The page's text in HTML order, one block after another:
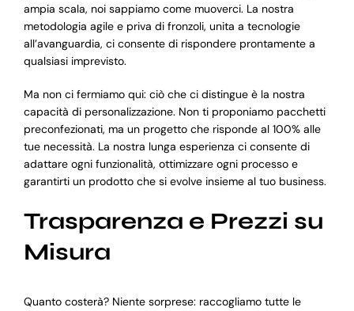
ampia scala, noi sappiamo come muoverci. La nostra
metodologia agile e priva di fronzoli, unita a tecnologie
all’avanguardia, ci consente di rispondere prontamente a
qualsiasi imprevisto.
Ma non ci fermiamo qui: ciò che ci distingue è la nostra
capacità di personalizzazione. Non ti proponiamo pacchetti
preconfezionati, ma un progetto che risponde al 100% alle
tue necessità. La nostra lunga esperienza ci consente di
adattare ogni funzionalità, ottimizzare ogni processo e
garantirti un prodotto che si evolve insieme al tuo business.
Trasparenza e Prezzi su
Misura
Quanto costerà? Niente sorprese: raccogliamo tutte le